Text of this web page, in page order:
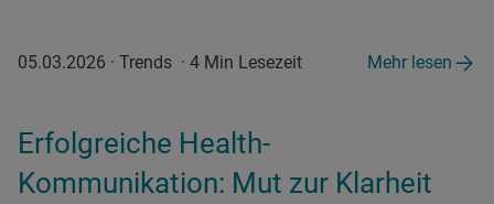
05.03.2026 · Trends · 4 Min Lesezeit Mehr lesen
Erfolgreiche Health-
Kommunikation: Mut zur Klarheit